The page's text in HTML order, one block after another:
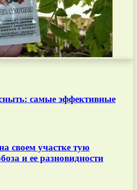
самые эффективные
своем участке тую
и ее разновидности